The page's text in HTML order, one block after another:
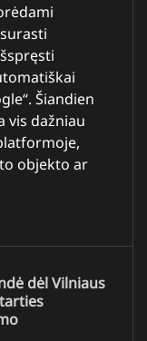
Šiandien
vis dažniau
objekto ar
dėl Vilniaus